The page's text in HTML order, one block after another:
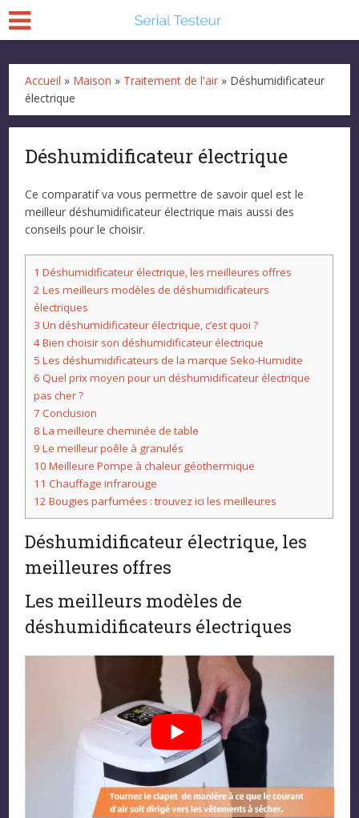
Accueil » Maison » Traitement de l'air » Déshumidificateur
électrique
Déshumidificateur électrique
Ce comparatif va vous permettre de savoir quel est le
meilleur déshumidificateur électrique mais aussi des
conseils pour le choisir.
1 Déshumidificateur électrique, les meilleures offres
2 Les meilleurs modèles de déshumidificateurs
électriques
3 Un déshumidificateur électrique, c’est quoi ?
4Bien choisir son déshumidificateur électrique
5 Les déshumidificateurs de la marque Seko-Humidite
6 Quel prix moyen pour un déshumidificateur électrique
pas cher ?
7 Conclusion
8 La meilleure cheminée de table
9 Le meilleur poêle à granulés
10 Meilleure Pompe à chaleur géothermique
11 Chauffage infrarouge
12 Bougies parfumées : trouvez ici les meilleures
Déshumidificateur électrique, les
meilleures offres
Les meilleurs modèles de
déshumidificateurs électriques